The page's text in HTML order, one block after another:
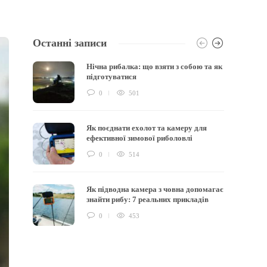
Останні записи
Нічна рибалка: що взяти з собою та як
підготуватися
0 501
Як поєднати ехолот та камеру для
ефективної зимової риболовлі
0 514
Як підводна камера з човна допомагає
знайти рибу: 7 реальних прикладів
0 453